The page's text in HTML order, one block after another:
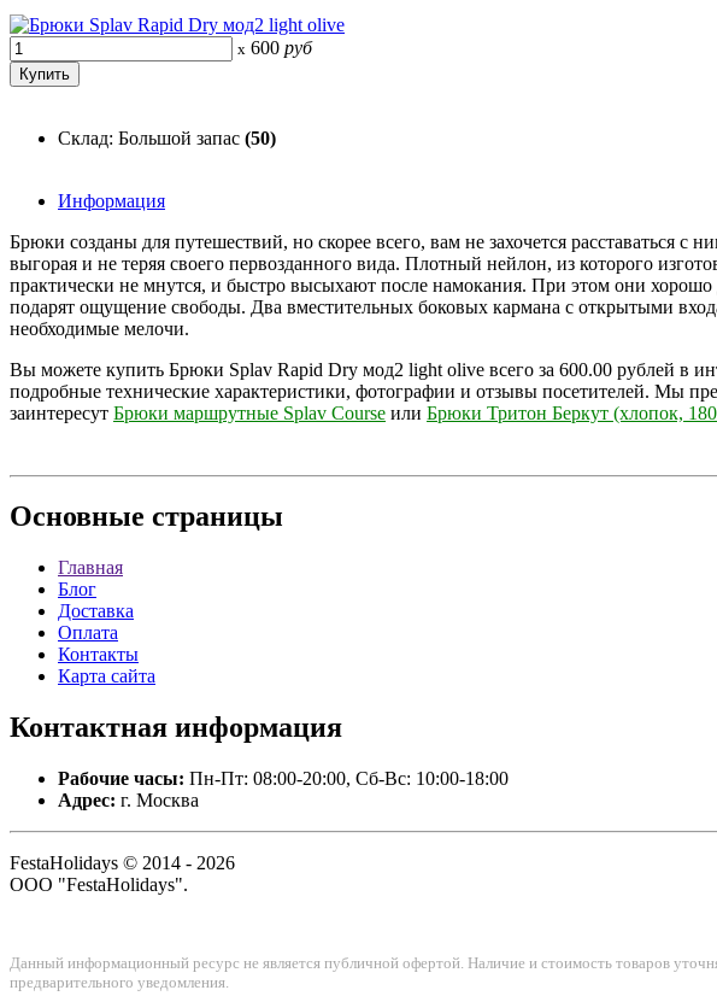
x 600 руб
Склад: Большой запас (50)
Информация
Брюки созданы для путешествий, но скорее всего, вам не захочется
выгорая и не теряя своего первозданного вида. Плотный нейлон, из которого
практически не мнутся, и быстро высыхают после намокания. При этом они
подарят ощущение свободы. Два вместительных боковых кармана с открытыми
необходимые мелочи.
Вы можете купить Брюки Splav Rapid Dry мод2 light olive всего за 600.00 рублей в
подробные технические характеристики, фотографии и отзывы посетителей. Мы
заинтересут Брюки маршрутные Splav Course или Брюки Тритон Беркут (хлопок,
Основные страницы
Главная
Блог
Доставка
Оплата
Контакты
Карта сайта
Контактная информация
Рабочие часы: Пн-Пт: 08:00-20:00, Сб-Вс: 10:00-18:00
Адрес: г. Москва
FestaHolidays © 2014 - 2026
ООО "FestaHolidays".
Данный информационный ресурс не является публичной офертой. Наличие и стоимость товаров
предварительного уведомления.